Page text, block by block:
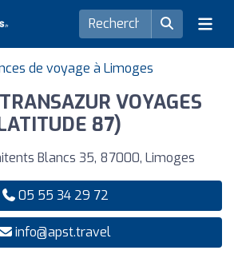
de voyage à Limoges
VOYAGES
87)
Blancs 35, 87000, Limoges
05 55 34 29 72
info@apst.travel